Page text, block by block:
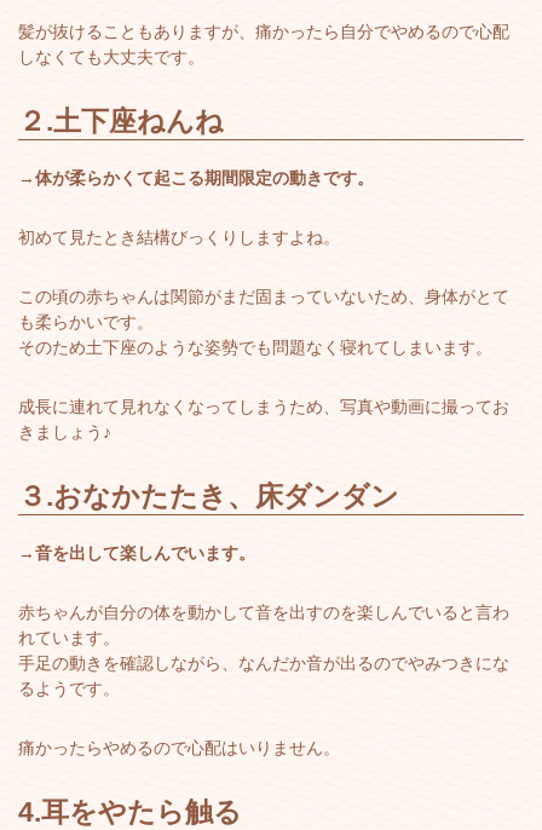
髪が抜けることもありますが、痛かったら自分でやめるので心配
しなくても大丈夫です。
２.土下座ねんね
→体が柔らかくて起こる期間限定の動きです。
初めて見たとき結構びっくりしますよね。
この頃の赤ちゃんは関節がまだ固まっていないため、身体がとて
も柔らかいです。
そのため土下座のような姿勢でも問題なく寝れてしまいます。
成長に連れて見れなくなってしまうため、写真や動画に撮ってお
きましょう♪
３.おなかたたき、床ダンダン
→音を出して楽しんでいます。
赤ちゃんが自分の体を動かして音を出すのを楽しんでいると言わ
れています。
手足の動きを確認しながら、なんだか音が出るのでやみつきにな
るようです。
痛かったらやめるので心配はいりません。
4.耳をやたら触る